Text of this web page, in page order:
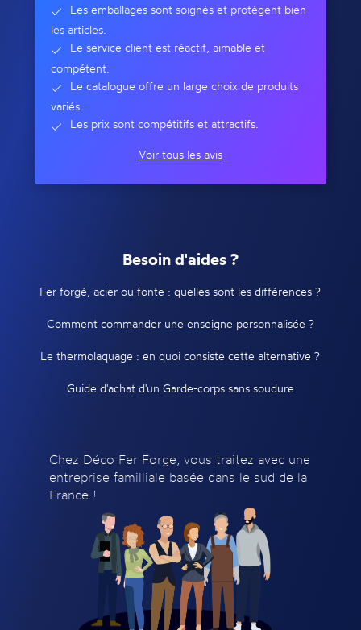
Les emballages sont soignés et protègent bien
les articles.
Le service client est réactif, aimable et
compétent.
Le catalogue offre un large choix de produits
variés.
Les prix sont compétitifs et attractifs.
Voir tous les avis
Besoin d'aides ?
Fer forgé, acier ou fonte : quelles sont les différences ?
Comment commander une enseigne personnalisée ?
Le thermolaquage : en quoi consiste cette alternative ?
Guide d'achat d'un Garde-corps sans soudure
Chez Déco Fer Forge, vous traitez avec une
entreprise familliale basée dans le sud de la
France !